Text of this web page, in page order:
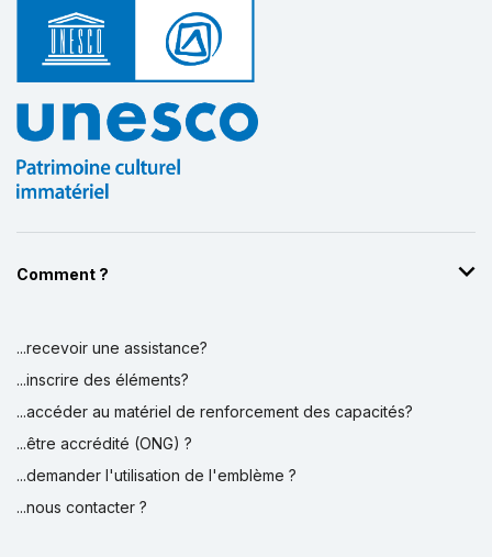
Comment ?
...recevoir une assistance?
...inscrire des éléments?
...accéder au matériel de renforcement des capacités?
...être accrédité (ONG) ?
...demander l'utilisation de l'emblème ?
...nous contacter ?